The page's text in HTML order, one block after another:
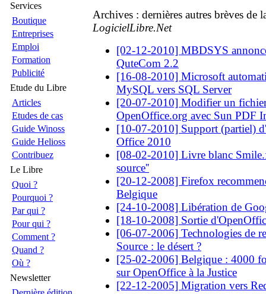
Services
Boutique
Entreprises
Emploi
Formation
Publicité
Etude du Libre
Articles
Etudes de cas
Guide Winoss
Guide Helioss
Contribuez
Le Libre
Quoi ?
Pourquoi ?
Par qui ?
Pour qui ?
Comment ?
Quand ?
Où ?
Newsletter
Archives : dernières autres brèves de
LogicielLibre.Net
[02-12-2010] MBDSYS
QuteCom 2.2
[16-08-2010] Microsoft
MySQL vers SQL Server
[20-07-2010] Modifier un
OpenOffice.org avec Sun PDF
[10-07-2010] Support (partiel)
Office 2010
[08-02-2010] Livre blanc
source''
[20-12-2008] Firefox
Belgique
[24-10-2008] Libération de
[18-10-2008] Sortie
[06-07-2006] Technologies de
Source : le désert ?
[25-02-2006] Belgique : 4000
sur OpenOffice à la Justice
[22-12-2005] Migration vers